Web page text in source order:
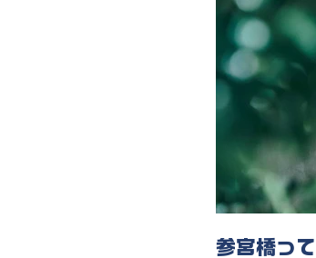
参宮橋っ